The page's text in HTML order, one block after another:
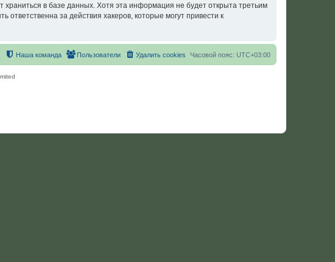
в базе данных. Хотя эта информация не будет открыта третьим
за действия хакеров, которые могут привести к
Часовой пояс: UTC+03:00
Удалить cookies
Пользователи
Наша команда